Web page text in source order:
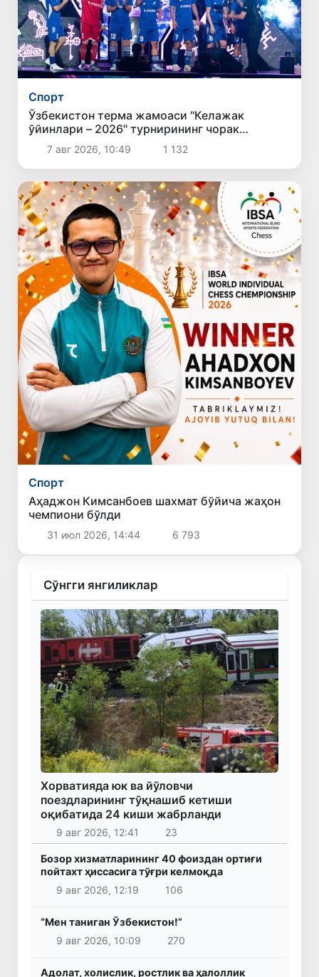
Спорт
Ўзбекистон терма жамоаси "Келажак
ўйинлари – 2026" турнирининг чорак
финалига йўл олди
7 авг 2026, 10:49 1 132
Спорт
Аҳаджон Кимсанбоев шахмат бўйича жаҳон
чемпиони бўлди
31 июл 2026, 14:44 6 793
Сўнгги янгиликлар
Хорватияда юк ва йўловчи
поездларининг тўқнашиб кетиши
оқибатида 24 киши жабрланди
9 авг 2026, 12:41 23
Бозор хизматларининг 40 фоиздан ортиғи
пойтахт ҳиссасига тўғри келмоқда
9 авг 2026, 12:19
106
“Мен таниган Ўзбекистон!”
9 авг 2026, 10:09
270
Адолат, холислик, ростлик ва ҳалоллик